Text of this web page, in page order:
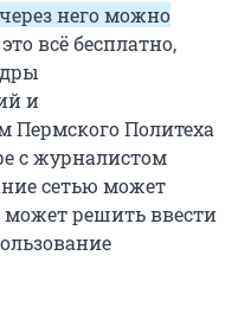
него можно
всё бесплатно,
и
Пермского Политеха
с журналистом
сетью может
может решить ввести